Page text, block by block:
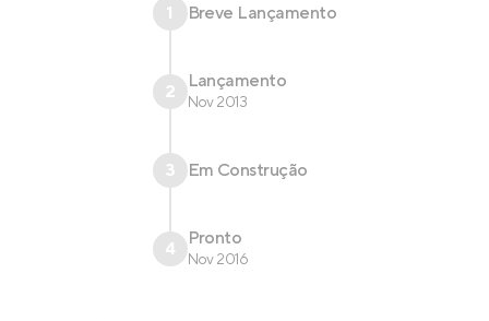
1 Breve Lançamento
2 Lançamento
Nov 2013
3 Em Construção
4 Pronto
Nov 2016